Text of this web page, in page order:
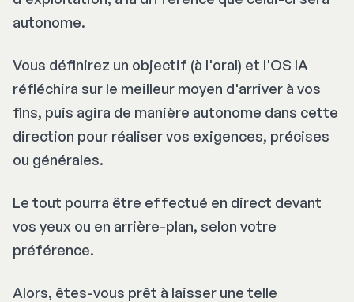
autonome.
Vous définirez un objectif (à l'oral) et l'OS IA
réfléchira sur le meilleur moyen d'arriver à vos
fins, puis agira de manière autonome dans cette
direction pour réaliser vos exigences, précises
ou générales.
Le tout pourra être effectué en direct devant
vos yeux ou en arrière-plan, selon votre
préférence.
Alors, êtes-vous prêt à laisser une telle